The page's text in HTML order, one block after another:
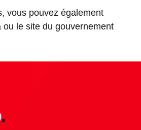
vous pouvez également
ou le site du gouvernement